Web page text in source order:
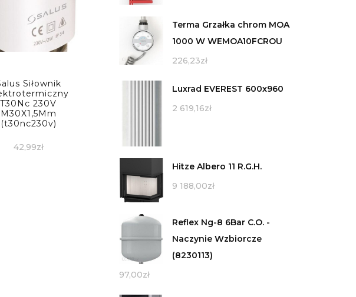
Siłownik
T30Nc 230V
M30X1,5Mm
(t30nc230v)
42,99zł
Terma Grzałka chrom MOA
1000 W WEMOA10FCROU
226,23zł
Luxrad EVEREST 600x960
2 619,16zł
Hitze Albero 11 R.G.H.
9 188,00zł
Reflex Ng-8 6Bar C.O. -
Naczynie Wzbiorcze
(8230113)
97,00zł